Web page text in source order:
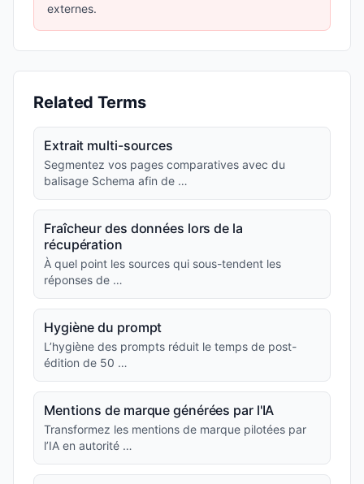
externes.
Related Terms
Extrait multi-sources
Segmentez vos pages comparatives avec du
balisage Schema afin de …
Fraîcheur des données lors de la
récupération
À quel point les sources qui sous-tendent les
réponses de …
Hygiène du prompt
L’hygiène des prompts réduit le temps de post-
édition de 50 …
Mentions de marque générées par l'IA
Transformez les mentions de marque pilotées par
l’IA en autorité …